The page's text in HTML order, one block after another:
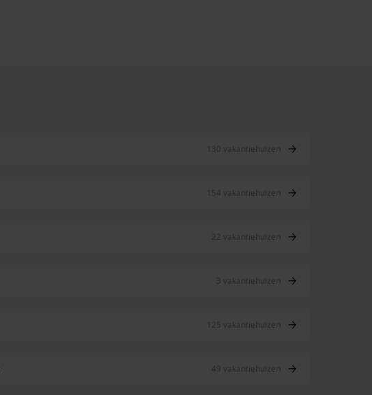
130 vakantiehuizen
154 vakantiehuizen
22 vakantiehuizen
3 vakantiehuizen
125 vakantiehuizen
49 vakantiehuizen